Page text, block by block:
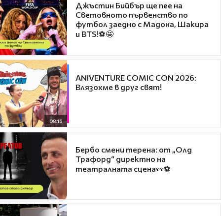
Джъстин Бийбър ще пее на
Световното първенство по
футбол заедно с Мадона, Шакира
и BTS!⚽🤩
08:16
ANIVENTURE COMIC CON 2026:
Влязохме в друг свят!
Бербо смени терена: от „Олд
Трафорд“ директно на
театралната сцена👀⚽